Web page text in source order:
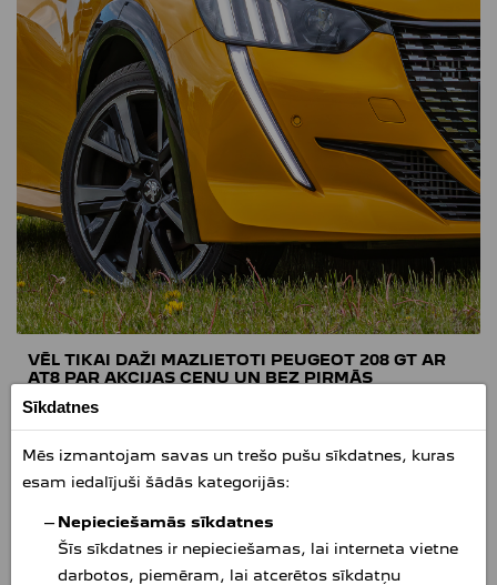
VĒL TIKAI DAŽI MAZLIETOTI PEUGEOT 208 GT AR
AT8 PAR AKCIJAS CENU UN BEZ PIRMĀS
03.07.2026.
Vēl tikai daži mazlietoti Peugeot 208* bagātākajā GT
automašīnas ar 8 pārnesumu klasisko automātisko
nobraukumu un gadu garantiju. Īpašais akcijas
operatīvā līzinga (nomas) piedāvājums – bez pirmās
iemaksas! Brauc uz "Amserv Krasta" Peugeot salonu
Sīkdatnes
Mēs izmantojam savas un trešo pušu sīkdatnes, kuras
esam iedalījuši šādās kategorijās:
Nepieciešamās sīkdatnes
Šīs sīkdatnes ir nepieciešamas, lai interneta vietne
darbotos, piemēram, lai atcerētos sīkdatņu